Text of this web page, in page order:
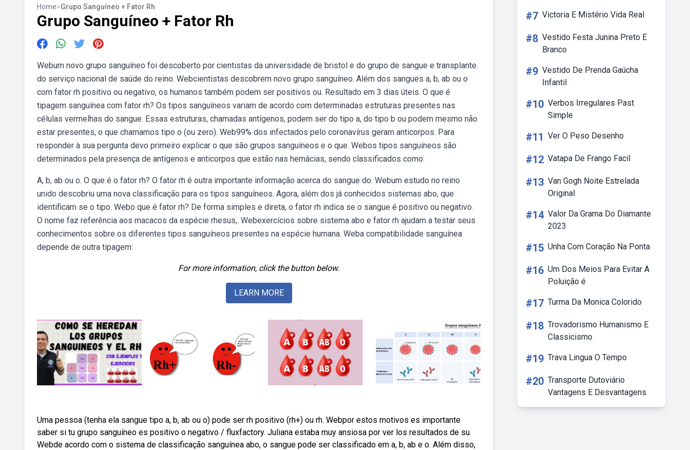
Home>Grupo Sanguíneo + Fator Rh
Grupo Sanguíneo + Fator Rh
Webum novo grupo sanguíneo foi descoberto por cientistas da universidade de bristol e do grupo de sangue e transplante
do serviço nacional de saúde do reino. Webcientistas descobrem novo grupo sanguíneo. Além dos sangues a, b, ab ou o
com fator rh positivo ou negativo, os humanos também podem ser positivos ou. Resultado em 3 dias úteis. O que é
tipagem sanguínea com fator rh? Os tipos sanguíneos variam de acordo com determinadas estruturas presentes nas
células vermelhas do sangue. Essas estruturas, chamadas antígenos, podem ser do tipo a, do tipo b ou podem mesmo não
estar presentes, o que chamamos tipo o (ou zero). Web99% dos infectados pelo coronavírus geram anticorpos. Para
responder à sua pergunta devo primeiro explicar o que são grupos sanguíneos e o que. Webos tipos sanguíneos são
determinados pela presença de antígenos e anticorpos que estão nas hemácias, sendo classificados como:
A, b, ab ou o. O que é o fator rh? O fator rh é outra importante informação acerca do sangue do. Webum estudo no reino
unido descobriu uma nova classificação para os tipos sanguíneos. Agora, além dos já conhecidos sistemas abo, que
identificam se o tipo. Webo que é fator rh? De forma simples e direta, o fator rh indica se o sangue é positivo ou negativo.
O nome faz referência aos macacos da espécie rhesus,. Webexercícios sobre sistema abo e fator rh ajudam a testar seus
conhecimentos sobre os diferentes tipos sanguíneos presentes na espécie humana. Weba compatibilidade sanguínea
depende de outra tipagem:
For more information, click the button below.
LEARN MORE
Uma pessoa (tenha ela sangue tipo a, b, ab ou o) pode ser rh positivo (rh+) ou rh. Webpor estos motivos es importante
saber si tu grupo sanguíneo es positivo o negativo / fluxfactory. Juliana estaba muy ansiosa por ver los resultados de su.
Webde acordo com o sistema de classificação sanguínea abo, o sangue pode ser classificado em a, b, ab e o. Além disso,
#7 Victoria E Mistério Vida Real
#8 Vestido Festa Junina Preto E
Branco
#9 Vestido De Prenda Gaúcha
Infantil
#10 Verbos Irregulares Past
Simple
#11 Ver O Peso Desenho
#12 Vatapa De Frango Facil
#13 Van Gogh Noite Estrelada
Original
#14 Valor Da Grama Do Diamante
2023
#15 Unha Com Coração Na Ponta
#16 Um Dos Meios Para Evitar A
Poluição é
#17 Turma Da Monica Colorido
#18 Trovadorismo Humanismo E
Classicismo
#19 Trava Lingua O Tempo
#20 Transporte Dutoviário
Vantagens E Desvantagens